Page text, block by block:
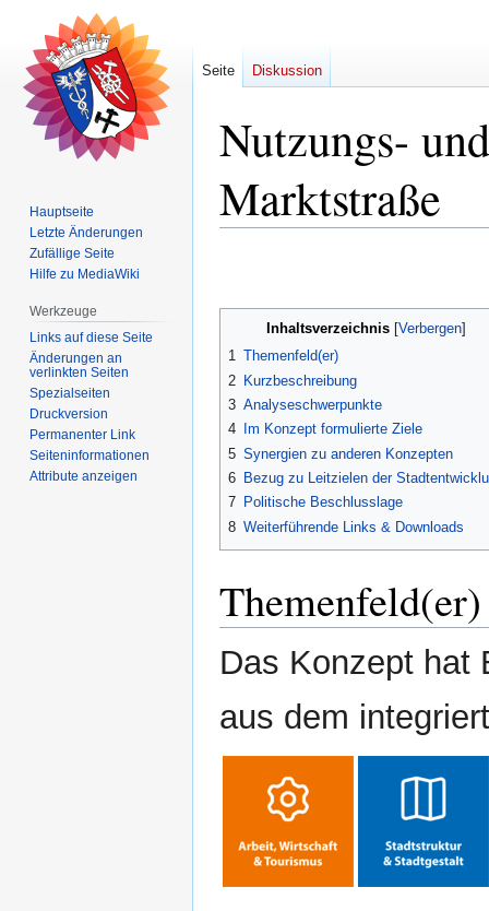
Nutzungs-
Marktstraße
springen
springen
Inhaltsverzeichnis
1 Themenfeld(er)
2 Kurzbeschreibung
3 Analyseschwerpunkte
4
Im Konzept formulierte Ziele
5 Synergien zu anderen Konzepten
6 Bezug zu Leitzielen der
7 Politische Beschlusslage
8 Weiterführende Links & Downloads
Themenfeld(er)
Das Konzept hat
aus dem
Seite Diskussion
Hauptseite
Letzte Änderungen
Zufällige Seite
Hilfe zu MediaWiki
Werkzeuge
Links auf diese Seite
Änderungen an
verlinkten Seiten
Spezialseiten
Druckversion
Permanenter Link
Seiten­­informationen
Attribute anzeigen